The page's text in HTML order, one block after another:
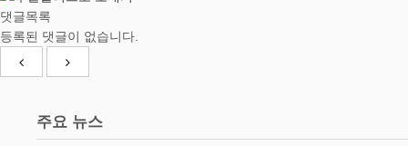
댓글목록
등록된 댓글이 없습니다.
주요 뉴스